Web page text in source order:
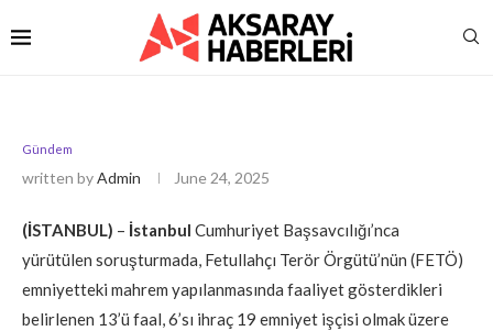
Gündem
written byAdmin June 24, 2025
(İSTANBUL) – İstanbul Cumhuriyet Başsavcılığı’nca
yürütülen soruşturmada, Fetullahçı Terör Örgütü’nün (FETÖ)
emniyetteki mahrem yapılanmasında faaliyet gösterdikleri
belirlenen 13’ü faal, 6’sı ihraç 19 emniyet işçisi olmak üzere